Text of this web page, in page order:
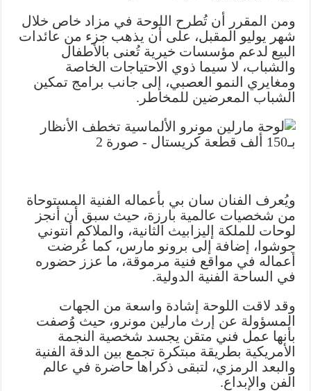
ومن المقرر أن تُطرح اللوحة في مزاد خاص خلال
شهر يوليو المقبل، على أن يذهب جزء من عائدات
البيع لدعم مؤسسات خيرية تُعنى بالأطفال
والشباب، لا سيما ذوي الاحتياجات الخاصة
ومغايري النمو العصبي، إلى جانب برامج تمكين
الشباب المعرضين للمخاطر.
ويُعرف الفنان سان بي بأعماله الفنية المستوحاة
من شخصيات عالمية بارزة، حيث سبق أن أنجز
لوحات للملكة إليزابيث الثانية، والملاكم أنتوني
جوشوا، إضافة إلى برونو مارس، كما عُرضت
أعماله في مواقع فنية مرموقة، ما عزز حضوره
في الساحة الفنية الدولية.
وقد لاقت اللوحة إشادة واسعة من الجهات
المسؤولة عن إرث مارلين مونرو، حيث وُصفت
بأنها عمل فني متقن يجسد شخصية النجمة
الأمريكية بطريقة مبتكرة تجمع بين الدقة الفنية
والبعد الرمزي، لتبقى ذكراها حاضرة في عالم
الفن والإبداع.